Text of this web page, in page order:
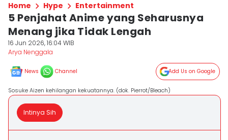
Home Hype Entertainment
5 Penjahat Anime yang Seharusnya
Menang jika Tidak Lengah
16 Jun 2026, 16:04 WIB
Arya Nenggala
News Channel Add Us on Google
Sosuke Aizen kehilangan kekuatannya. (dok. Pierrot/Bleach)
Intinya Sih